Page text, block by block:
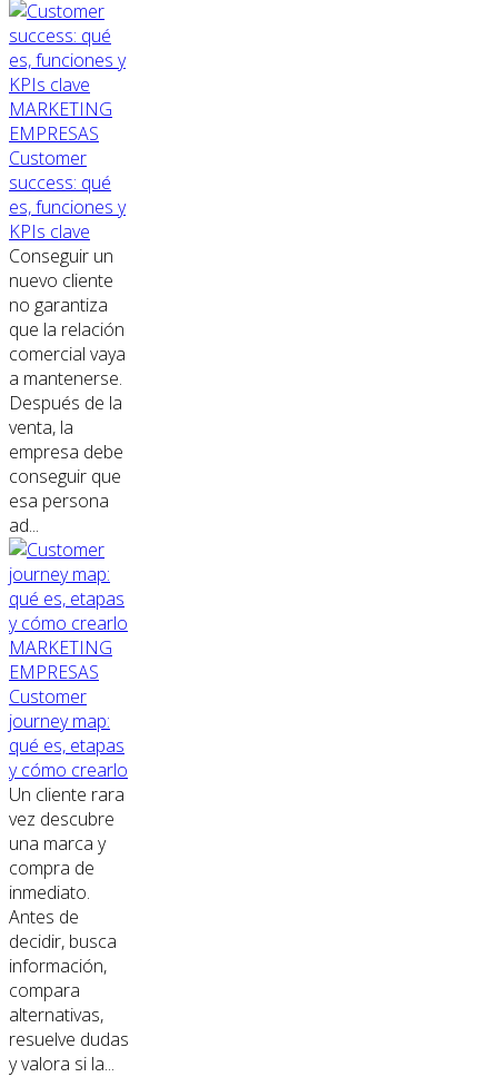
MARKETING
EMPRESAS
Customer
success: qué
es, funciones y
KPIs clave
Conseguir un
nuevo cliente
no garantiza
que la relación
comercial vaya
a mantenerse.
Después de la
venta, la
empresa debe
conseguir que
esa persona
ad...
MARKETING
EMPRESAS
Customer
journey map:
qué es, etapas
y cómo crearlo
Un cliente rara
vez descubre
una marca y
compra de
inmediato.
Antes de
decidir, busca
información,
compara
alternativas,
resuelve dudas
y valora si la...